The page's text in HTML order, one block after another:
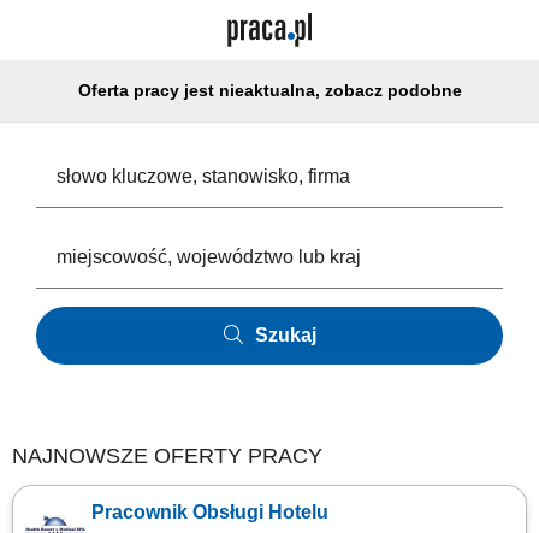
Oferta pracy jest nieaktualna, zobacz podobne
Szukaj
NAJNOWSZE OFERTY PRACY
Pracownik Obsługi Hotelu